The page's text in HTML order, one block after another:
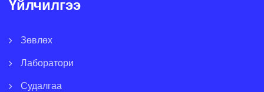
Үйлчилгээ
Зөвлөх
Лаборатори
Судалгаа